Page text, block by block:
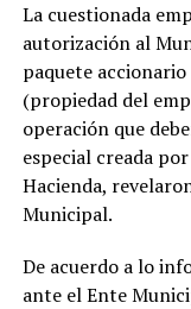
La cuestionada
autorización al
paquete
(propiedad del
operación que
especial creada
Hacienda,
Municipal.
De acuerdo a lo
ante el Ente